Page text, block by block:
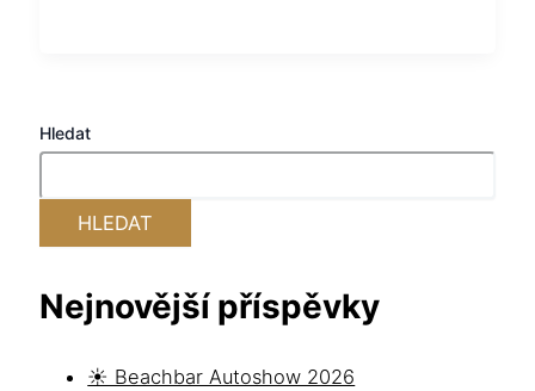
Hledat
HLEDAT
Nejnovější příspěvky
☀️ Beachbar Autoshow 2026